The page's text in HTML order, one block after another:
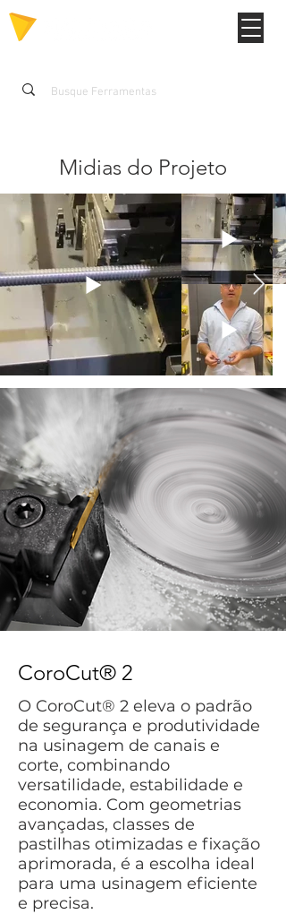
Midias do Projeto
CoroCut® 2
O CoroCut® 2 eleva o padrão
de segurança e produtividade
na usinagem de canais e
corte, combinando
versatilidade, estabilidade e
economia. Com geometrias
avançadas, classes de
pastilhas otimizadas e fixação
aprimorada, é a escolha ideal
para uma usinagem eficiente
e precisa.